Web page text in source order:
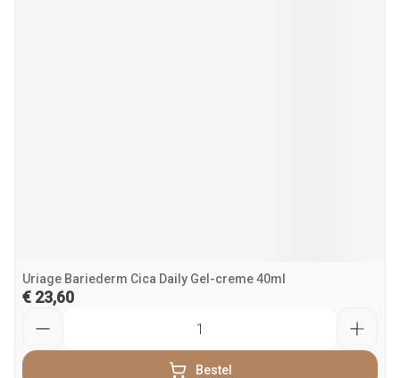
Uriage Bariederm Cica Daily Gel-creme 40ml
€ 23,60
Bestel